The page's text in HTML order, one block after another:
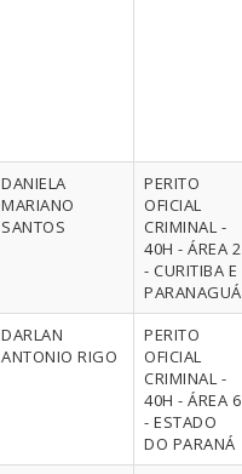
DANIELA
MARIANO
SANTOS
PERITO
OFICIAL
CRIMINAL -
40H - ÁREA 2
- CURITIBA E
PARANAGUÁ
DARLAN
ANTONIO RIGO
PERITO
OFICIAL
CRIMINAL -
40H - ÁREA 6
- ESTADO
DO PARANÁ